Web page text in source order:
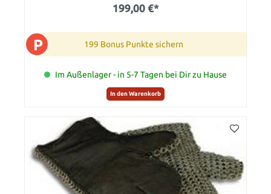
199,00 €*
P 199 Bonus Punkte sichern
Im Außenlager - in 5-7 Tagen bei Dir zu Hause
In den Warenkorb